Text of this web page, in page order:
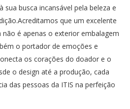
sua busca incansável pela beleza e
que um excelente
é apenas o exterior embalagem
o portador de emoções e
os corações do doador e o
o design até a produção, cada
das pessoas da ITIS na perfeição